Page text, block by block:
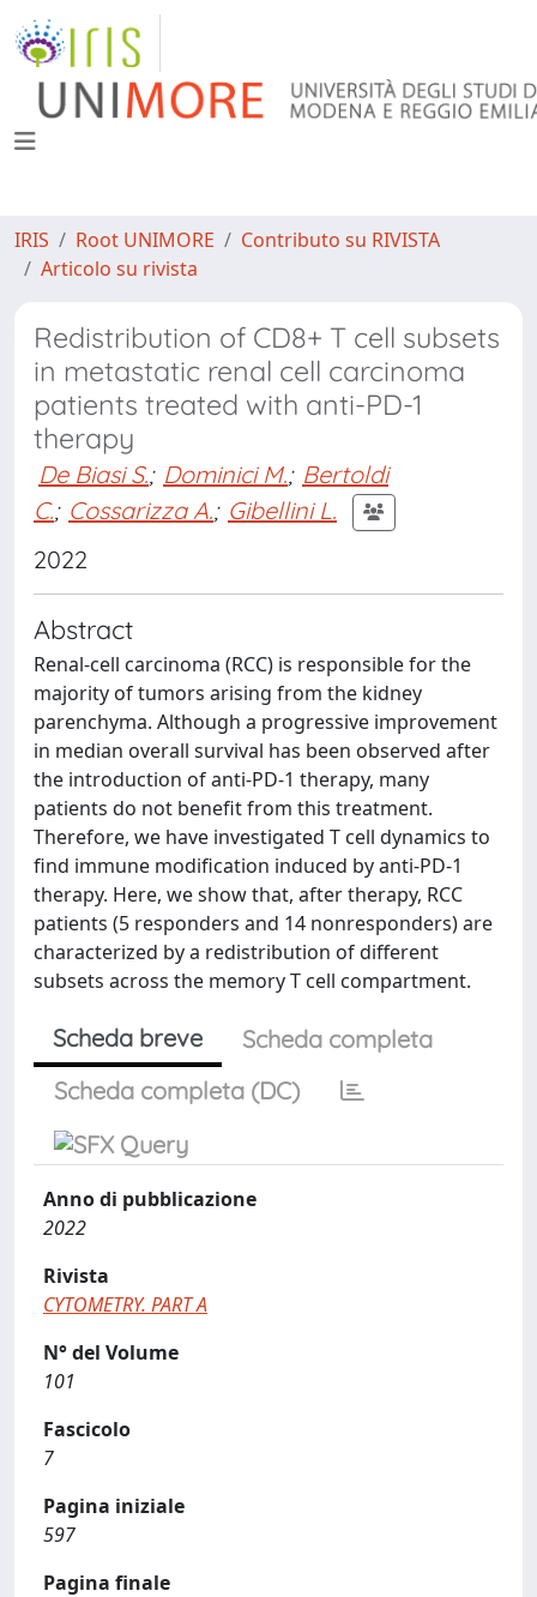
IRIS Root UNIMORE
Contributo su RIVISTA
Articolo su rivista
Redistribution of CD8+ T cell subsets
in metastatic renal cell carcinoma
patients treated with anti-PD-1
therapy
De Biasi S.; Dominici M.; Bertoldi
C.; Cossarizza A.; Gibellini L.
2022
Abstract
Renal-cell carcinoma (RCC) is responsible for the
majority of tumors arising from the kidney
parenchyma. Although a progressive improvement
in median overall survival has been observed after
the introduction of anti-PD-1 therapy, many
patients do not benefit from this treatment.
Therefore, we have investigated T cell dynamics to
find immune modification induced by anti-PD-1
therapy. Here, we show that, after therapy, RCC
patients (5 responders and 14 nonresponders) are
characterized by a redistribution of different
subsets across the memory T cell compartment.
Scheda breve
Scheda completa
Scheda completa (DC)
Anno di pubblicazione
2022
Rivista
CYTOMETRY. PART A
N° del Volume
101
Fascicolo
7
Pagina iniziale
597
Pagina finale